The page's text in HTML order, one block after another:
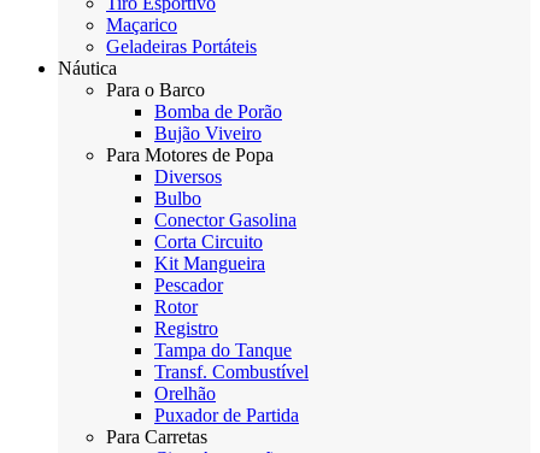
Maçarico
Geladeiras Portáteis
Náutica
Para o Barco
Bomba de Porão
Bujão Viveiro
Para Motores de Popa
Diversos
Bulbo
Conector Gasolina
Corta Circuito
Kit Mangueira
Pescador
Rotor
Registro
Tampa do Tanque
Transf. Combustível
Orelhão
Puxador de Partida
Para Carretas